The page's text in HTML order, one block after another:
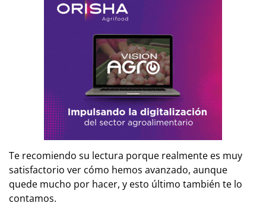
Te recomiendo su lectura porque realmente es muy
satisfactorio ver cómo hemos avanzado, aunque
quede mucho por hacer, y esto último también te lo
contamos.